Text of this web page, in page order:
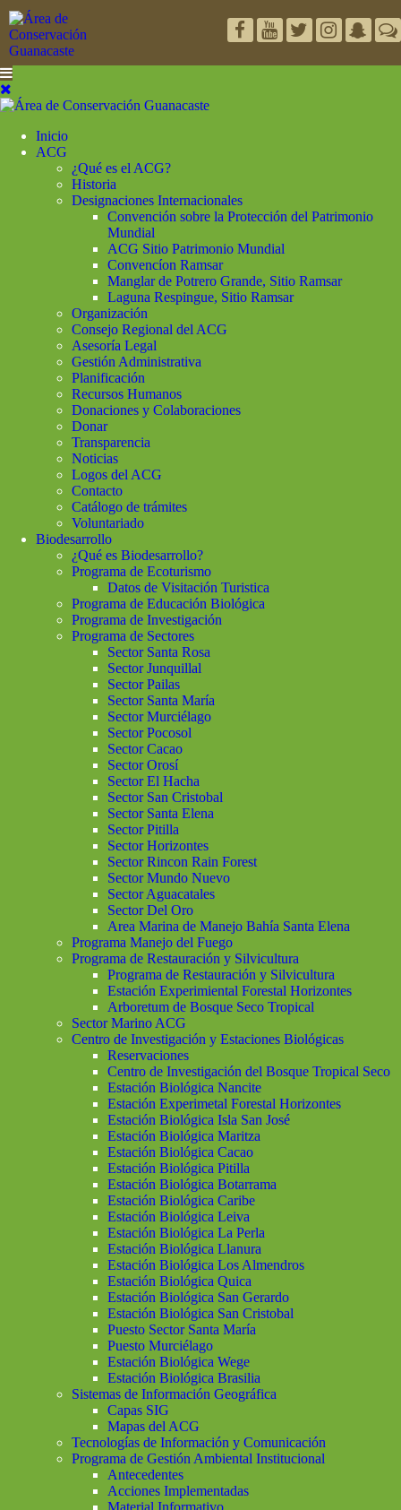
Inicio
ACG
¿Qué es el ACG?
Historia
Designaciones Internacionales
Convención sobre la Protección del Patrimonio
Mundial
ACG Sitio Patrimonio Mundial
Convencíon Ramsar
Manglar de Potrero Grande, Sitio Ramsar
Laguna Respingue, Sitio Ramsar
Organización
Consejo Regional del ACG
Asesoría Legal
Gestión Administrativa
Planificación
Recursos Humanos
Donaciones y Colaboraciones
Donar
Transparencia
Noticias
Logos del ACG
Contacto
Catálogo de trámites
Voluntariado
Biodesarrollo
¿Qué es Biodesarrollo?
Programa de Ecoturismo
Datos de Visitación Turistica
Programa de Educación Biológica
Programa de Investigación
Programa de Sectores
Sector Santa Rosa
Sector Junquillal
Sector Pailas
Sector Santa María
Sector Murciélago
Sector Pocosol
Sector Cacao
Sector Orosí
Sector El Hacha
Sector San Cristobal
Sector Santa Elena
Sector Pitilla
Sector Horizontes
Sector Rincon Rain Forest
Sector Mundo Nuevo
Sector Aguacatales
Sector Del Oro
Area Marina de Manejo Bahía Santa Elena
Programa Manejo del Fuego
Programa de Restauración y Silvicultura
Programa de Restauración y Silvicultura
Estación Experimiental Forestal Horizontes
Arboretum de Bosque Seco Tropical
Sector Marino ACG
Centro de Investigación y Estaciones Biológicas
Reservaciones
Centro de Investigación del Bosque Tropical Seco
Estación Biológica Nancite
Estación Experimetal Forestal Horizontes
Estación Biológica Isla San José
Estación Biológica Maritza
Estación Biológica Cacao
Estación Biológica Pitilla
Estación Biológica Botarrama
Estación Biológica Caribe
Estación Biológica Leiva
Estación Biológica La Perla
Estación Biológica Llanura
Estación Biológica Los Almendros
Estación Biológica Quica
Estación Biológica San Gerardo
Estación Biológica San Cristobal
Puesto Sector Santa María
Puesto Murciélago
Estación Biológica Wege
Estación Biológica Brasilia
Sistemas de Información Geográfica
Capas SIG
Mapas del ACG
Tecnologías de Información y Comunicación
Programa de Gestión Ambiental Institucional
Antecedentes
Acciones Implementadas
Material Informativo